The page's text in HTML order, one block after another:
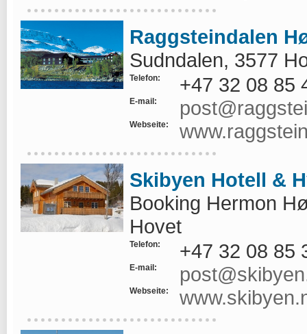
Raggsteindalen
Sudndalen, 3577
Telefon: +47 32 08 85
E-mail:
Webseite:
Skibyen Hotell &
Booking Hermon
Hovet
Telefon: +47 32 08 85
E-mail:
Webseite: